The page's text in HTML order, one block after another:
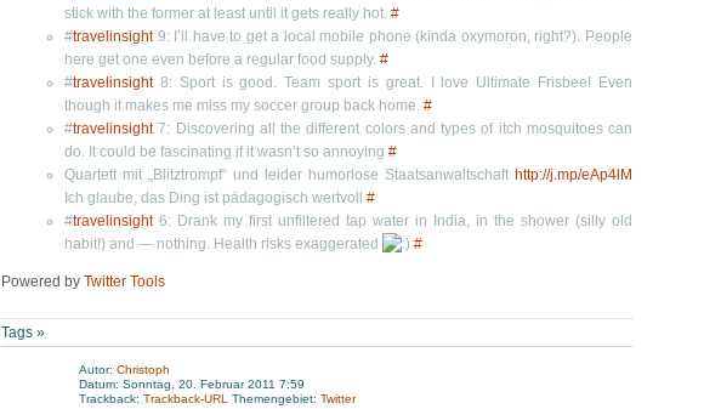
stick with the former at least until it gets really hot. #
#travelinsight9: I’ll have to get a local mobile phone (kinda oxymoron, right?). People
here get one even before a regular food supply. #
#travelinsight8: Sport is good. Team sport is great. I love Ultimate Frisbee! Even
though it makes me miss my soccer group back home. #
#travelinsight7: Discovering all the different colors and types of itch mosquitoes can
do. It could be fascinating if it wasn’t so annoying #
Quartett mit „Blitztrompf“ und leider humorlose Staatsanwaltschaft http://j.mp/eAp4lM
Ich glaube, das Ding ist pädagogisch wertvoll #
#travelinsight6: Drank my first unfiltered tap water in India, in the shower (silly old
habit!) and — nothing. Health risks exaggerated
#
Powered by Twitter Tools
Tags »
Autor: Christoph
Datum: Sonntag, 20. Februar 2011 7:59
Trackback: Trackback-URL Themengebiet: Twitter